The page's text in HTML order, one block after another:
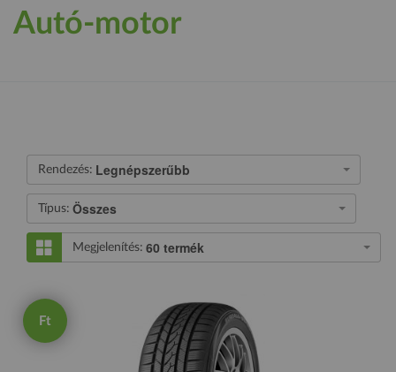
Autó-motor
Rendezés: Legnépszerűbb
Típus: Összes
Megjelenítés: 60 termék
Ft